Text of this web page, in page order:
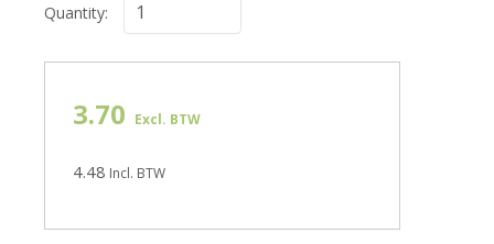
Quantity:
3.70 Excl. BTW
4.48 Incl. BTW